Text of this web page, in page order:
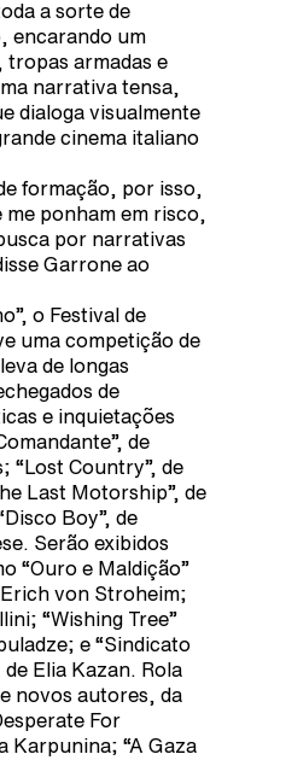
a sorte de
encarando um
tropas armadas e
narrativa tensa,
dialoga visualmente
cinema italiano
formação, por isso,
ponham em risco,
por narrativas
Garrone ao
o Festival de
uma competição de
de longas
de
e inquietações
de
“Lost Country”, de
Last Motorship”, de
Boy”, de
Serão exibidos
“Ouro e Maldição”
Erich von Stroheim;
“Wishing Tree”
e “Sindicato
de Elia Kazan. Rola
novos autores, da
For
Karpunina; “A Gaza